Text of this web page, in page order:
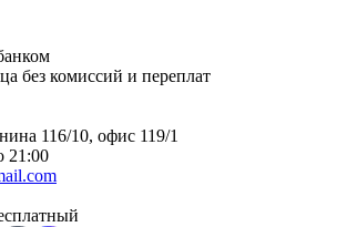
без комиссий и переплат
116/10, офис 119/1
21:00